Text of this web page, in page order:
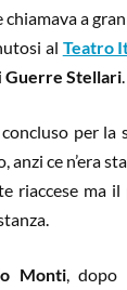
chiamava a
al Teatro
Guerre Stellari.
per la
anzi ce n’era
riaccese ma
Monti, dopo